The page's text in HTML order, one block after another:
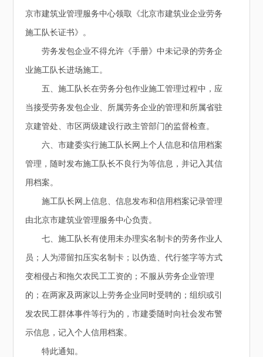
京市建筑业管理服务中心领取《北京市建筑业企业劳务
施工队长证书》。
劳务发包企业不得允许《手册》中未记录的劳务企
业施工队长进场施工。
五、施工队长在劳务分包作业施工管理过程中，应
当接受劳务发包企业、所属劳务企业的管理和所属省驻
京建管处、市区两级建设行政主管部门的监督检查。
六、市建委实行施工队长网上个人信息和信用档案
管理，随时发布施工队长不良行为等信息，并记入其信
用档案。
施工队长网上信息、信息发布和信用档案记录管理
由北京市建筑业管理服务中心负责。
七、施工队长有使用未办理实名制卡的劳务作业人
员；人为滞留扣压实名制卡；以伪造、代行签字等方式
变相侵占和拖欠农民工工资的；不服从劳务企业管理
的；在两家及两家以上劳务企业同时受聘的；组织或引
发农民工群体事件等行为的，市建委随时向社会发布警
示信息，记入个人信用档案。
特此通知。